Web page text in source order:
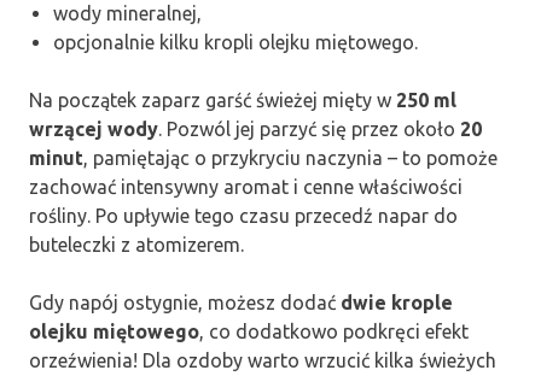
wody mineralnej,
opcjonalnie kilku kropli olejku miętowego.
Na początek zaparz garść świeżej mięty w 250 ml
wrzącej wody. Pozwól jej parzyć się przez około 20
minut, pamiętając o przykryciu naczynia – to pomoże
zachować intensywny aromat i cenne właściwości
rośliny. Po upływie tego czasu przecedź napar do
buteleczki z atomizerem.
Gdy napój ostygnie, możesz dodać dwie krople
olejku miętowego, co dodatkowo podkręci efekt
orzeźwienia! Dla ozdoby warto wrzucić kilka świeżych